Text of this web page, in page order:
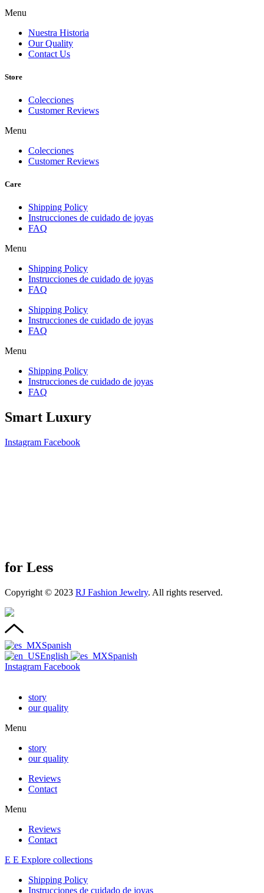
Menu
Nuestra Historia
Our Quality
Contact Us
Store
Colecciones
Customer Reviews
Menu
Colecciones
Customer Reviews
Care
Shipping Policy
Instrucciones de cuidado de joyas
FAQ
Menu
Shipping Policy
Instrucciones de cuidado de joyas
FAQ
Shipping Policy
Instrucciones de cuidado de joyas
FAQ
Menu
Shipping Policy
Instrucciones de cuidado de joyas
FAQ
Smart Luxury
Instagram Facebook
for Less
Copyright © 2023 RJ Fashion Jewelry. All rights reserved.
Spanish
English
Spanish
Instagram Facebook
story
our quality
Menu
story
our quality
Reviews
Contact
Menu
Reviews
Contact
E E Explore collections
Shipping Policy
Instrucciones de cuidado de joyas